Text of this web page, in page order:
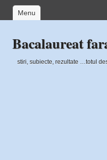
Menu
Bacalaureat
stiri, subiecte, rezultate …totul